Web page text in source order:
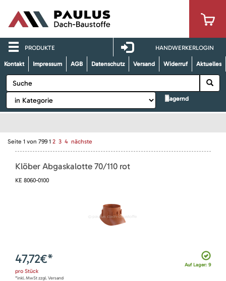
PRODUKTE HANDWERKERLOGIN
Kontakt Impressum AGB Datenschutz Versand Widerruf Aktuelles
lagernd
Seite 1 von 799 1 2 3 4 nächste
Klöber Abgaskalotte 70/110 rot
KE 8060-0100
Auf Lager: 9
47,72€*
pro Stück
*inkl. MwSt zzgl. Versand